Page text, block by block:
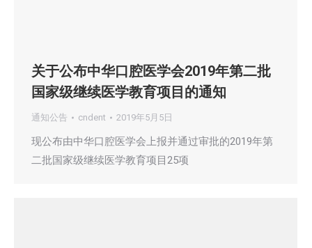
关于公布中华口腔医学会2019年第二批
国家级继续医学教育项目的通知
通知公告 cndent 2019年5月5日
现公布由中华口腔医学会上报并通过审批的2019年第
二批国家级继续医学教育项目25项